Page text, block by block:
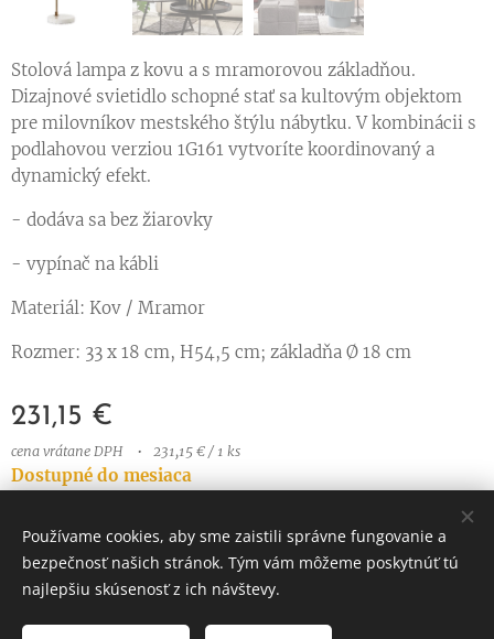
Stolová lampa z kovu a s mramorovou základňou.
Dizajnové svietidlo schopné stať sa kultovým objektom
pre milovníkov mestského štýlu nábytku. V kombinácii s
podlahovou verziou 1G161 vytvoríte koordinovaný a
dynamický efekt.
- dodáva sa bez žiarovky
- vypínač na kábli
Materiál: Kov / Mramor
Rozmer: 33 x 18 cm, H54,5 cm; základňa Ø 18 cm
231,15 €
cena vrátane DPH 231,15 € / 1 ks
Dostupné do mesiaca
Používame cookies, aby sme zaistili správne fungovanie a
bezpečnosť našich stránok. Tým vám môžeme poskytnúť tú
najlepšiu skúsenosť z ich návštevy.